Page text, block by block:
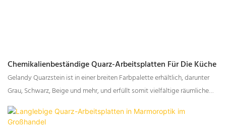
Chemikalienbeständige Quarz-Arbeitsplatten Für Die Küche
Gelandy Quarzstein ist in einer breiten Farbpalette erhältlich, darunter
Grau, Schwarz, Beige und mehr, und erfüllt somit vielfältige räumliche
Gestaltungsanforderungen.